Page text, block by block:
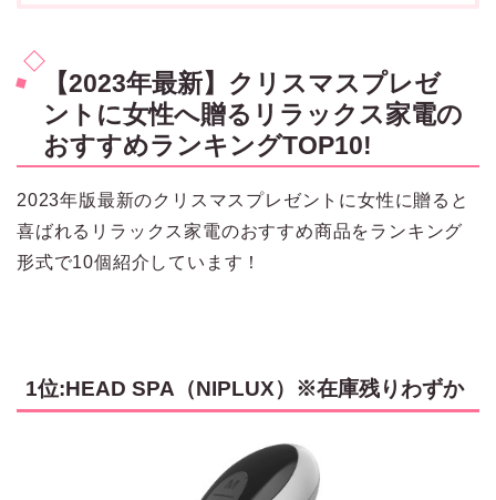
【2023年最新】クリスマスプレゼ
ントに女性へ贈るリラックス家電の
おすすめランキングTOP10!
2023年版最新のクリスマスプレゼントに女性に贈ると
喜ばれるリラックス家電のおすすめ商品をランキング
形式で10個紹介しています！
1位:HEAD SPA（NIPLUX）※在庫残りわずか